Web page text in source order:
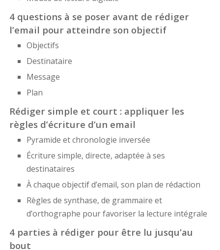
4 questions à se poser avant de rédiger
l’email pour atteindre son objectif
Objectifs
Destinataire
Message
Plan
Rédiger simple et court : appliquer les
règles d’écriture d’un email
Pyramide et chronologie inversée
Écriture simple, directe, adaptée à ses
destinataires
À chaque objectif d’email, son plan de rédaction
Règles de synthase, de grammaire et
d’orthographe pour favoriser la lecture intégrale
4 parties à rédiger pour être lu jusqu’au
bout